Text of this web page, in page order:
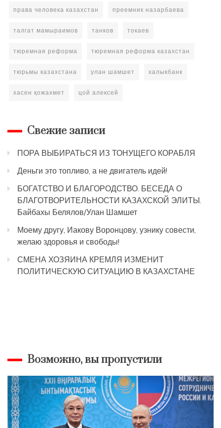
права человека казахстан преемник назарбаева
талгат мамыраимов танков токаев
тюремная реформа тюремная реформа казахстан
тюрьмы казахстана улан шамшет халыкбанк
хасен қожахмет цой алексей
Свежие записи
ПОРА ВЫБИРАТЬСЯ ИЗ ТОНУЩЕГО КОРАБЛЯ
Деньги это топливо, а не двигатель идей!
БОГАТСТВО И БЛАГОРОДСТВО. БЕСЕДА О
БЛАГОТВОРИТЕЛЬНОСТИ КАЗАХСКОЙ ЭЛИТЫ.
Байбахы Белялов/Улан Шамшет
Моему другу, Иакову Воронцову, узнику совести,
желаю здоровья и свободы!
СМЕНА ХОЗЯИНА КРЕМЛЯ ИЗМЕНИТ
ПОЛИТИЧЕСКУЮ СИТУАЦИЮ В КАЗАХСТАНЕ
Возможно, вы пропустили